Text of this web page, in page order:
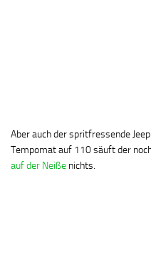
Aber auch der spritfressende
Tempomat auf 110 säuft der
auf der Neiße nichts.